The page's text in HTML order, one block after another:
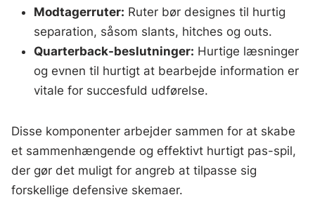
Modtagerruter: Ruter bør designes til hurtig
separation, såsom slants, hitches og outs.
Quarterback-beslutninger: Hurtige læsninger
og evnen til hurtigt at bearbejde information er
vitale for succesfuld udførelse.
Disse komponenter arbejder sammen for at skabe
et sammenhængende og effektivt hurtigt pas-spil,
der gør det muligt for angreb at tilpasse sig
forskellige defensive skemaer.